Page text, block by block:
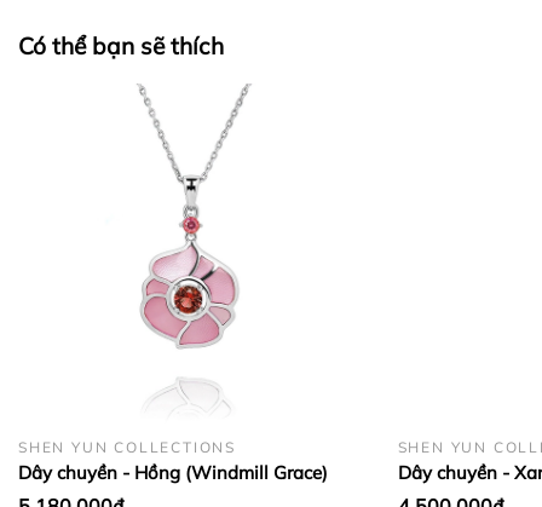
BẢO QUẢN LỤA VÀ CASHMERE:
Có thể bạn sẽ thích
SHEN YUN COLLECTIONS
Dây chuyền - Hồng (Windmill Grace)
SHEN YUN
Dây chuyền -